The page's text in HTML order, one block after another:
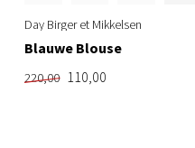
Day Birger et Mikkelsen
Blauwe Blouse
220,00 110,00